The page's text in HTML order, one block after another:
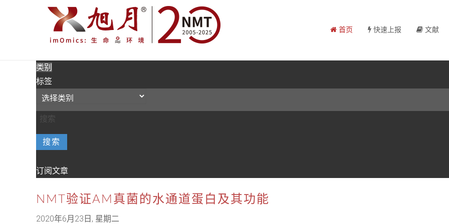
首页 快速上报 文献
类别
标签
搜索
订阅文章
NMT验证AM真菌的水通道蛋白及其功能
2020年6月23日, 星期二